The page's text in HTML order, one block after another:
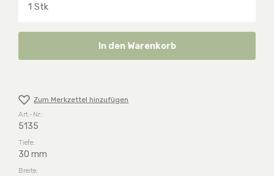
In den Warenkorb
Zum Merkzettel hinzufügen
Art.-Nr.:
5135
Tiefe:
30 mm
Breite: